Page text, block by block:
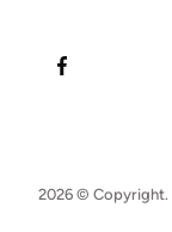
2026 © Copyright.